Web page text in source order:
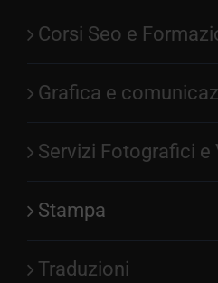
Corsi Seo e
Grafica e
Servizi Fotografici e
Stampa
Traduzioni